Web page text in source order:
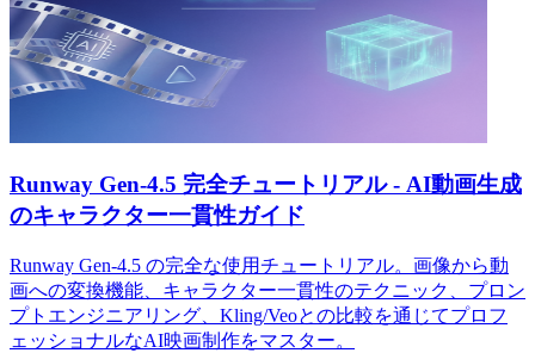
Runway Gen-4.5 完全チュートリアル - AI動画生成
のキャラクター一貫性ガイド
Runway Gen-4.5 の完全な使用チュートリアル。画像から動
画への変換機能、キャラクター一貫性のテクニック、プロン
プトエンジニアリング、Kling/Veoとの比較を通じてプロフ
ェッショナルなAI映画制作をマスター。